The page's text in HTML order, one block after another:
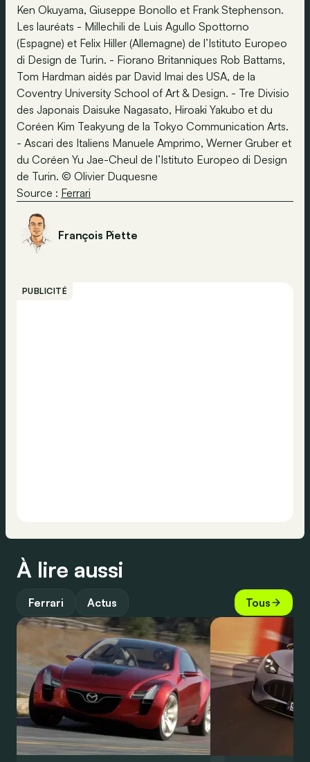
Ken Okuyama, Giuseppe Bonollo et Frank Stephenson.
Les lauréats - Millechili de Luis Agullo Spottorno
(Espagne) et Felix Hiller (Allemagne) de l’Istituto Europeo
di Design de Turin. - Fiorano Britanniques Rob Battams,
Tom Hardman aidés par David Imai des USA, de la
Coventry University School of Art & Design. - Tre Divisio
des Japonais Daisuke Nagasato, Hiroaki Yakubo et du
Coréen Kim Teakyung de la Tokyo Communication Arts.
- Ascari des Italiens Manuele Amprimo, Werner Gruber et
du Coréen Yu Jae-Cheul de l’Istituto Europeo di Design
de Turin. © Olivier Duquesne
Source : Ferrari
François Piette
PUBLICITÉ
À lire aussi
Ferrari Actus Tous